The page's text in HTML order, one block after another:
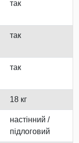
так
так
так
18 кг
настінний /
підлоговий